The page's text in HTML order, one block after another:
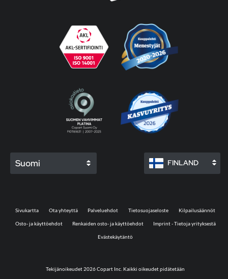
Suomi FINLAND
Tekijänoikeudet 2026 Copart Inc. Kaikki oikeudet pidätetään
Sivukartta Ota yhteyttä Palveluehdot Tietosuojaseloste Kilpailusäännöt
Osto- ja käyttöehdot Renkaiden osto- ja käyttöehdot Imprint - Tietoja yrityksestä
Evästekäytäntö